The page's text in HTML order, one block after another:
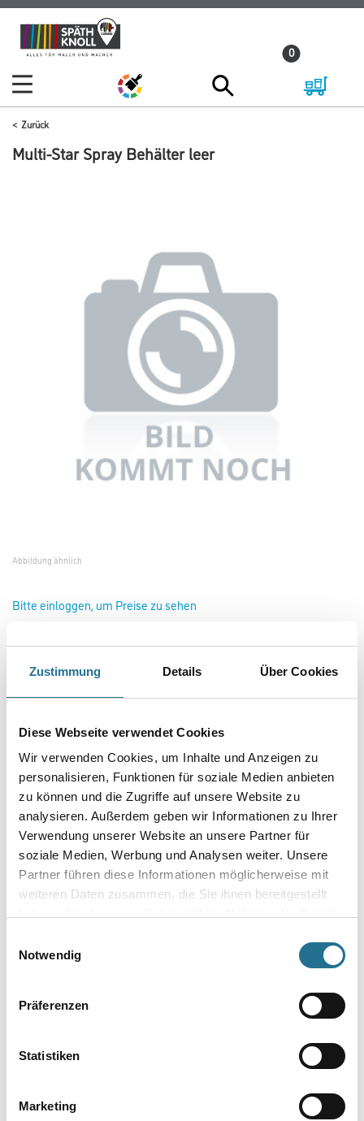
Zustimmung Details Über Cookies
Diese Webseite verwendet Cookies
Wir verwenden Cookies, um Inhalte und Anzeigen zu
personalisieren, Funktionen für soziale Medien anbieten
zu können und die Zugriffe auf unsere Website zu
analysieren. Außerdem geben wir Informationen zu Ihrer
Verwendung unserer Website an unsere Partner für
soziale Medien, Werbung und Analysen weiter. Unsere
Partner führen diese Informationen möglicherweise mit
weiteren Daten zusammen, die Sie ihnen bereitgestellt
Notwendig
Präferenzen
Statistiken
Marketing
Zum
Inhalt
Zum
Navigationsmenü
0
Zurück
Multi-Star Spray Behälter leer
Abbildung ähnlich
Bitte einloggen, um Preise zu sehen
Multi-Star Sprühflasche leer 500 ml #1107
Art-Nr.:1053-000002
Umrechnungsfaktoren
PRODUKTEIGENSCHAFTEN